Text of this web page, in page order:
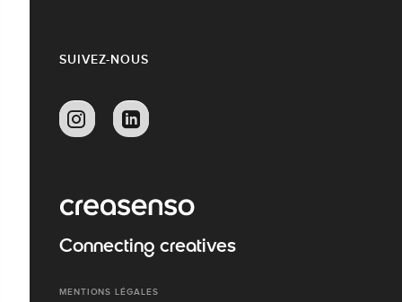
SUIVEZ-NOUS
Connecting creatives
MENTIONS LÉGALES